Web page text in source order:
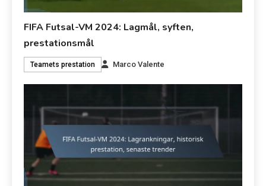
FIFA Futsal-VM 2024: Lagmål, syften,
prestationsmål
Teamets prestation Marco Valente